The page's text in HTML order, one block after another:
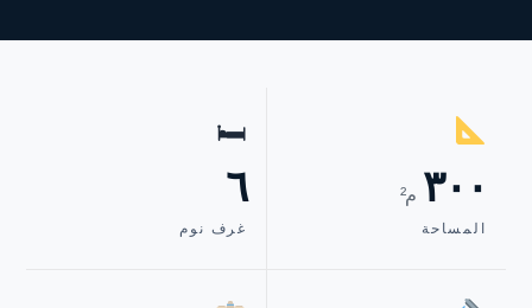
٣٠٠ م²
المساحة
🛏
٦
غرف نوم